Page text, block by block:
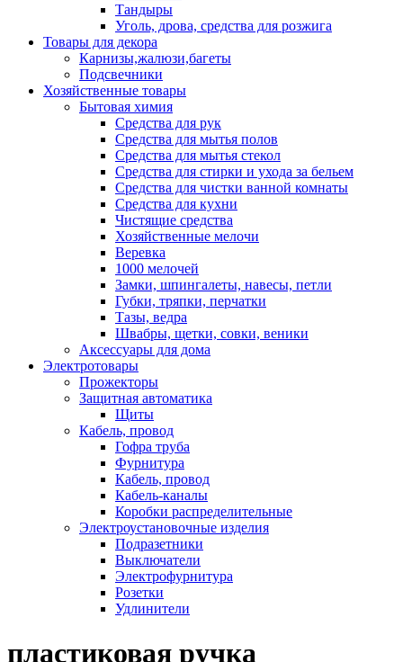
Тандыры
Уголь, дрова, средства для розжига
Товары для декора
Карнизы,жалюзи,багеты
Подсвечники
Хозяйственные товары
Бытовая химия
Средства для рук
Средства для мытья полов
Средства для мытья стекол
Средства для стирки и ухода за бельем
Средства для чистки ванной комнаты
Средства для кухни
Чистящие средства
Хозяйственные мелочи
Веревка
1000 мелочей
Замки, шпингалеты, навесы, петли
Губки, тряпки, перчатки
Тазы, ведра
Швабры, щетки, совки, веники
Аксессуары для дома
Электротовары
Прожекторы
Защитная автоматика
Щиты
Кабель, провод
Гофра труба
Фурнитура
Кабель, провод
Кабель-каналы
Коробки распределительные
Электроустановочные изделия
Подразетники
Выключатели
Электрофурнитура
Розетки
Удлинители
пластиковая ручка